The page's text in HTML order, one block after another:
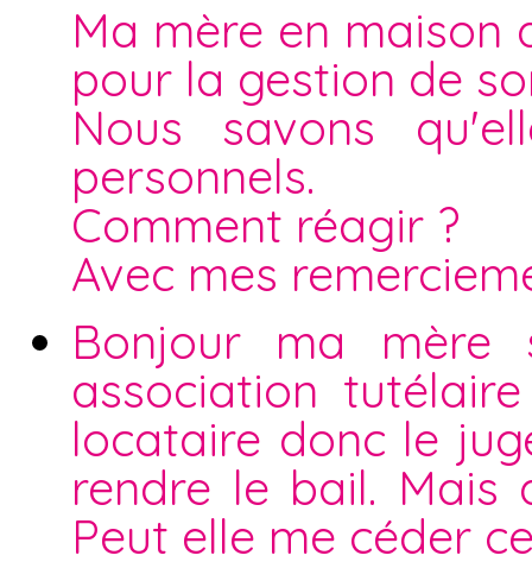
Ma mère en
pour la gestion de
Nous savons
personnels.
Comment réagir ?
Avec mes
Bonjour ma mère
association
locataire donc le
rendre le bail. Mais
Peut elle me céder